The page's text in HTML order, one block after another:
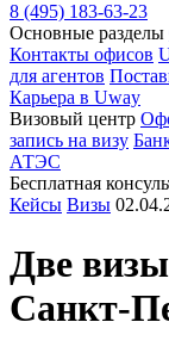
8 (495) 183-63-23
Основные разделы
Контакты офисов
для агентов
Карьера в Uway
Визовый центр
запись на визу
АТЭС
Бесплатная
Кейсы Визы
Две
Санкт-